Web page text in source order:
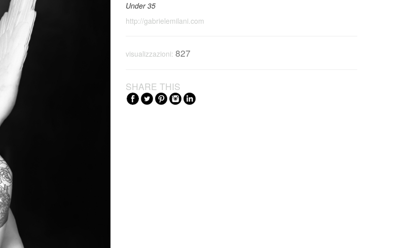
Under 35
http://gabrielemilani.com
visualizzazioni: 827
SHARE THIS